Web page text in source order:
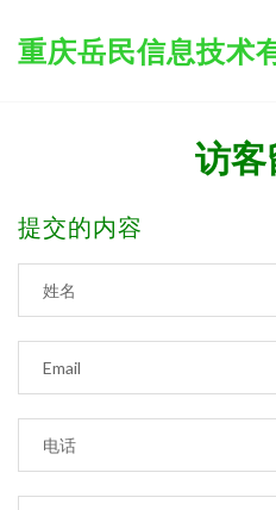
重庆岳民信息技术
访
提交的内容